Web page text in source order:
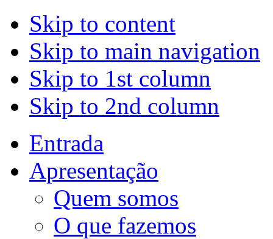
Skip to content
Skip to main navigation
Skip to 1st column
Skip to 2nd column
Entrada
Apresentação
Quem somos
O que fazemos